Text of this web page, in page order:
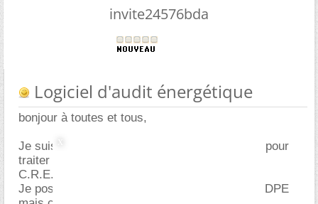
invite24576bda
Logiciel d'audit énergétique
bonjour à toutes et tous,
Je suis à la recherche d'une solution logicielle pour
traiter un audit énergétique d'une entité ( type
C.R.E.P.S).
Je possède un soft de chez perrenoud pour le DPE